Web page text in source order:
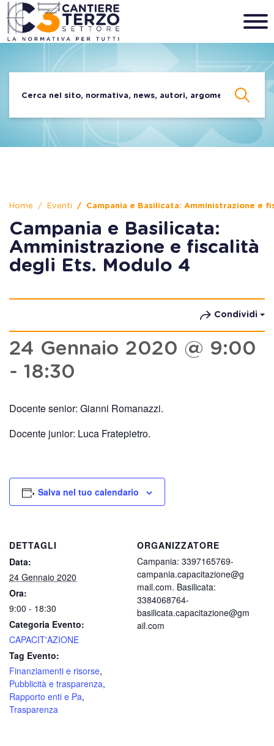
Home Eventi Campania e Basilicata: Amministrazione e
Campania e Basilicata:
Amministrazione e fiscalità
degli Ets. Modulo 4
Condividi
24 Gennaio 2020 @ 9:00
- 18:30
Docente senior: Gianni Romanazzi.
Docente junior: Luca Fratepietro.
Salva nel tuo calendario
DETTAGLI
Data:
24 Gennaio 2020
Ora:
9:00 - 18:30
Categoria Evento:
CAPACIT'AZIONE
Tag Evento:
Finanziamenti e risorse,
Pubblicità e trasparenza,
Rapporto enti e Pa,
Trasparenza
ORGANIZZATORE
Campania: 3397165769-
campania.capacitazione@g
mail.com. Basilicata:
3384068764-
basilicata.capacitazione@gm
ail.com